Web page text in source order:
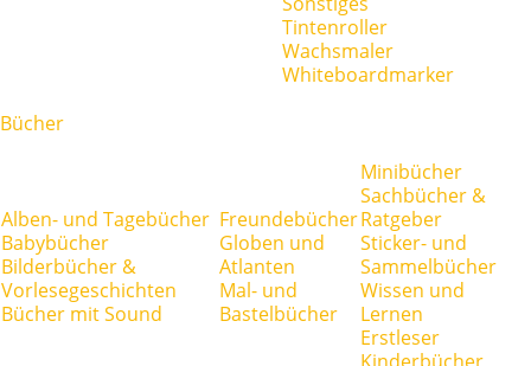
Tintenroller
Wachsmaler
Whiteboardmarker
Bücher
Alben- und Tagebücher
Babybücher
Bilderbücher &
Vorlesegeschichten
Bücher mit Sound
Freundebücher
Globen und
Atlanten
Mal- und
Bastelbücher
Minibücher
Sachbücher &
Ratgeber
Sticker- und
Sammelbücher
Wissen und
Lernen
Erstleser